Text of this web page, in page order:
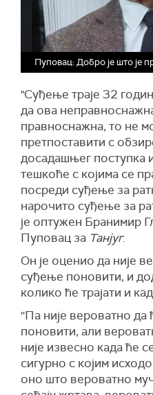
Пуповац: Добро је што је
"Суђење траје 32
да ова
правноснажна, то не
претпоставити с
досадашњег поступка
тешкоће с којима се
посреди суђење за
нарочито суђење за
је оптужен Бранимир
Пуповац за Танјуг.
Он је оценио да није
суђење поновити, и
колико ће трајати и
''Па није вероватно да
поновити, али
није извесно када ће
сигурно с којим
оно што вероватно